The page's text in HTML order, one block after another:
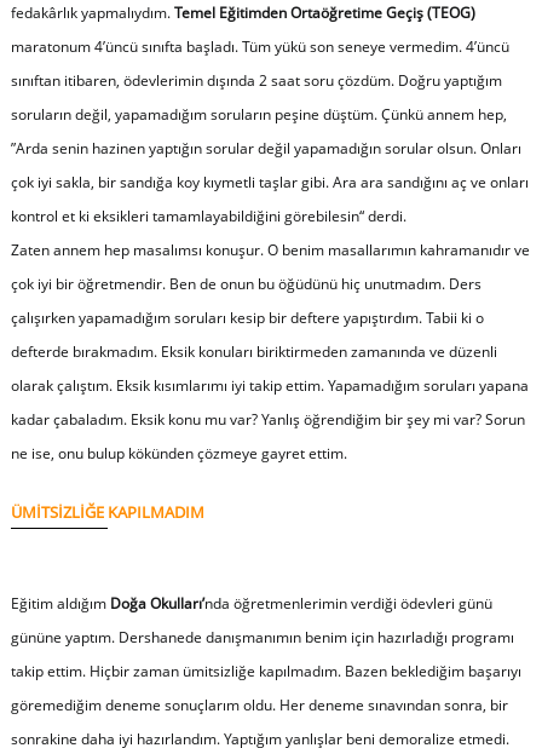
fedakârlık yapmalıydım.Temel Eğitimden Ortaöğretime Geçiş (TEOG)
maratonum 4’üncü sınıfta başladı. Tüm yükü son seneye vermedim. 4’üncü
sınıftan itibaren, ödevlerimin dışında 2 saat soru çözdüm. Doğru yaptığım
soruların değil, yapamadığım soruların peşine düştüm. Çünkü annem hep,
”Arda senin hazinen yaptığın sorular değil yapamadığın sorular olsun. Onları
çok iyi sakla, bir sandığa koy kıymetli taşlar gibi. Ara ara sandığını aç ve onları
kontrol et ki eksikleri tamamlayabildiğini görebilesin“derdi.
Zaten annem hep masalımsı konuşur. O benim masallarımın kahramanıdır ve
çok iyi bir öğretmendir. Ben de onun bu öğüdünü hiç unutmadım. Ders
çalışırken yapamadığım soruları kesip bir deftere yapıştırdım. Tabii ki o
defterde bırakmadım. Eksik konuları biriktirmeden zamanında ve düzenli
olarak çalıştım. Eksik kısımlarımı iyi takip ettim. Yapamadığım soruları yapana
kadar çabaladım. Eksik konu mu var? Yanlış öğrendiğim bir şey mi var? Sorun
ne ise, onu bulup kökünden çözmeye gayret ettim.
ÜMİTSİZLİĞE KAPILMADIM
Eğitim aldığım Doğa Okulları’nda öğretmenlerimin verdiği ödevleri günü
gününe yaptım. Dershanede danışmanımın benim için hazırladığı programı
takip ettim. Hiçbir zaman ümitsizliğe kapılmadım. Bazen beklediğim başarıyı
göremediğim deneme sonuçlarım oldu. Her deneme sınavından sonra, bir
sonrakine daha iyi hazırlandım. Yaptığım yanlışlar beni demoralize etmedi.